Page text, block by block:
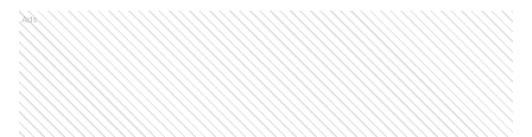
Ads